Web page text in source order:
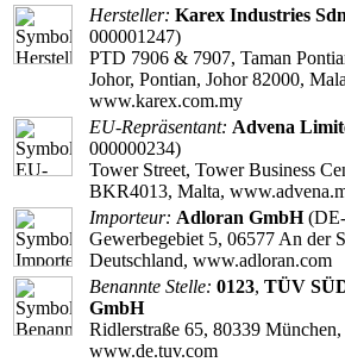
Hersteller: Karex Industries
000001247)
PTD 7906 & 7907, Taman
Johor, Pontian, Johor 82000,
www.karex.com.my
EU-Repräsentant: Advena
000000234)
Tower Street, Tower Business
BKR4013, Malta,
Importeur: Adloran GmbH
Gewerbegebiet 5, 06577 An der
Deutschland, www.adloran.com
Benannte Stelle: 0123, TÜV
GmbH
Ridlerstraße 65, 80339
www.de.tuv.com